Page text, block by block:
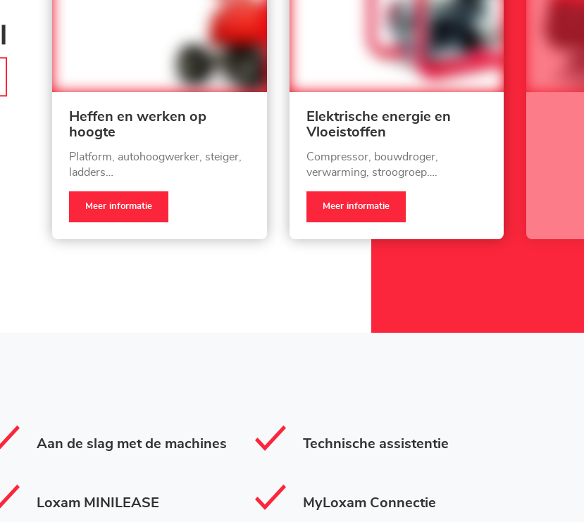
Heffen en werken op
hoogte
Platform, autohoogwerker, steiger,
ladders…
Meer informatie
Elektrische energie en
Vloeistoffen
Compressor, bouwdroger,
verwarming, stroogroep….
Meer informatie
Aan de slag met de machines Technische assistentie
Loxam MINILEASE MyLoxam Connectie